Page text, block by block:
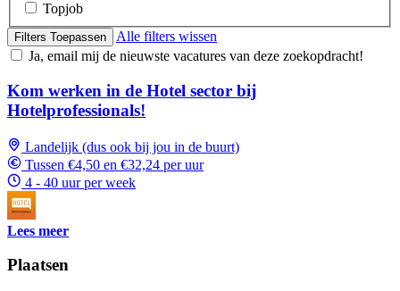
Topjob
Filters Toepassen
Alle filters wissen
Ja, email mij de nieuwste vacatures van deze zoekopdracht!
Kom werken in de Hotel sector bij
Hotelprofessionals!
Landelijk (dus ook bij jou in de buurt)
Tussen €4,50 en €32,24 per uur
4 - 40 uur per week
Lees meer
Plaatsen